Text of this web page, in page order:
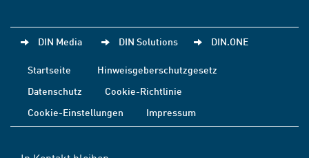
DIN Media DIN Solutions DIN.ONE
Startseite
Hinweisgeberschutzgesetz
Datenschutz
Cookie-Richtlinie
Cookie-Einstellungen
Impressum